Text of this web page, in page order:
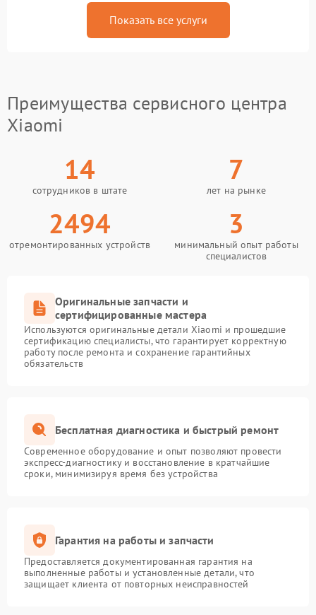
Показать все услуги
Преимущества сервисного центра
Xiaomi
14
сотрудников в штате
7
лет на рынке
2494
отремонтированных устройств
3
минимальный опыт работы
специалистов
Оригинальные запчасти и
сертифицированные мастера
Используются оригинальные детали Xiaomi и прошедшие
сертификацию специалисты, что гарантирует корректную
работу после ремонта и сохранение гарантийных
обязательств
Бесплатная диагностика и быстрый ремонт
Современное оборудование и опыт позволяют провести
экспресс-диагностику и восстановление в кратчайшие
сроки, минимизируя время без устройства
Гарантия на работы и запчасти
Предоставляется документированная гарантия на
выполненные работы и установленные детали, что
защищает клиента от повторных неисправностей